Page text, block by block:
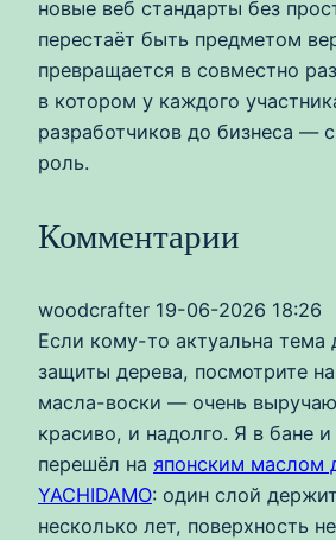
новые веб стандарты без
перестаёт быть предметом
превращается в совместно
в котором у каждого
разработчиков до бизнеса —
роль.
Комментарии
woodcrafter 19-06-2026 18:26
Если кому-то актуальна тема
защиты дерева, посмотрите
масла-воски — очень
красиво, и надолго. Я в бане
перешёл на японским маслом
YACHIDAMO: один слой
несколько лет, поверхность